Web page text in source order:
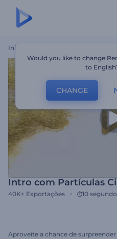
Início
Intro com Partículas
40K+ Exportações 10
Aproveite a chance de
Would you like to change
to
CHANGE